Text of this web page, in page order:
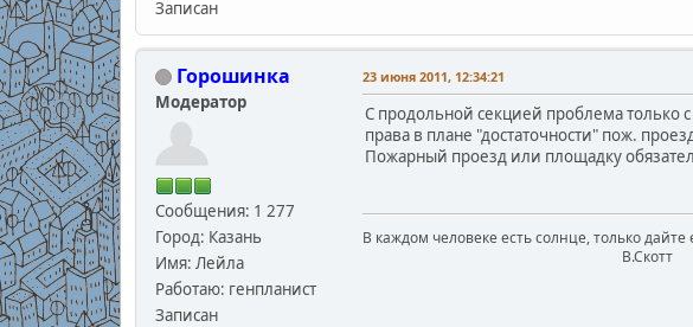
Записан
Горошинка
Модератор
Сообщения: 1 277
Город: Казань
Имя: Лейла
Работаю: генпланист
Записан
23 июня 2011, 12:34:21
С продольной секцией проблема только
права в плане "достаточности" пож.
Пожарный проезд или площадку
В каждом человеке есть солнце, только дайте
В.Скотт